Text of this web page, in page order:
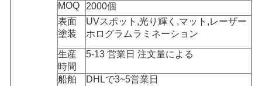
MOQ
2000個
表面
塗装
UVスポット,光り輝く,マット,レーザー
ホログラムラミネーション
生産
時間
5-13 営業日 注文量による
船舶
DHLで3~5営業日